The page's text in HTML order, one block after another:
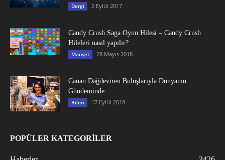
Dergi 2 Eylül 2017
Candy Crush Saga Oyun Hilesi – Candy Crush
Hileleri nasıl yapılır?
Manşet 28 Mayıs 2018
Canan Dağdeviren Buluşlarıyla Dünyanın
Gündeminde
Bilim 17 Eylül 2018
POPÜLER KATEGORİLER